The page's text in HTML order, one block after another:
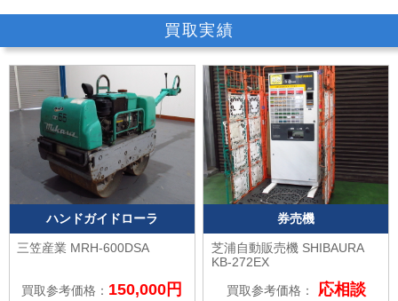
買取実績
ハンドガイドローラ
三笠産業 MRH-600DSA
買取参考価格： 150,000円
券売機
芝浦自動販売機 SHIBAURA
KB-272EX
買取参考価格：
応相談